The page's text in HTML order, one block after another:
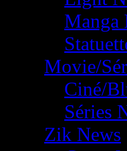
Manga
Movie/
Ciné/
Séries
Zik News